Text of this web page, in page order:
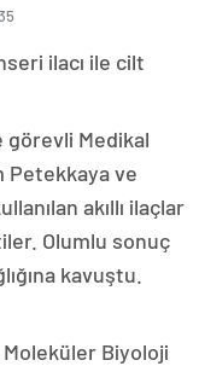
ilacı ile cilt
görevli Medikal
Petekkaya ve
akıllı ilaçlar
Olumlu sonuç
kavuştu.
Biyoloji